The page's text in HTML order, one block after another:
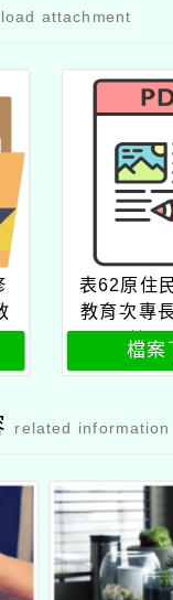
attachment
表62原住
教育次專
及核心
檔案
related information